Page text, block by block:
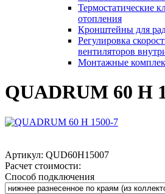
Термостатические
отопления
Кронштейны для
Регулировка
вентиляторов
Монтажные
QUADRUM 60 H
Артикул: QUD60H15007
Расчет стоимости:
Способ подключения